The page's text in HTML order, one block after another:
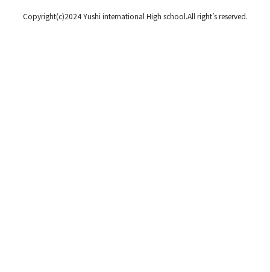
Copyright(c)2024 Yushi international High school.All right’s reserved.